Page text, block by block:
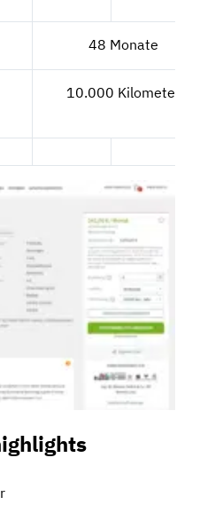
48 Monate
10.000 Kilometer